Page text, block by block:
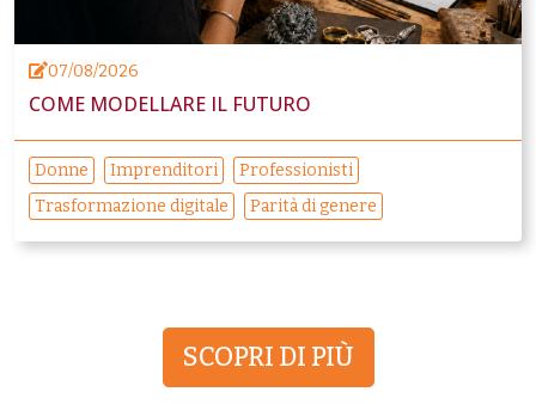
07/08/2026
COME MODELLARE IL FUTURO
Donne Imprenditori
Professionisti
Trasformazione digitale
Parità di genere
SCOPRI DI PIÙ